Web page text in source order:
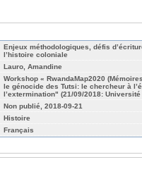
Enjeux méthodologiques, défis
l’histoire coloniale
Lauro, Amandine
Workshop « RwandaMap2020
le génocide des Tutsi: le chercheur à
l’extermination" (21/09/2018:
Non publié, 2018-09-21
Histoire
Français